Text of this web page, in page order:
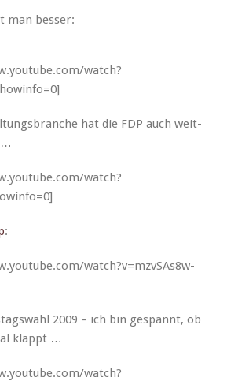
man besser:
watch?
hat die FDP auch weit­
…
watch?
:
watch?v=mzvSAs8w-
2009 – ich bin ges­pan­nt, ob
klappt …
watch?